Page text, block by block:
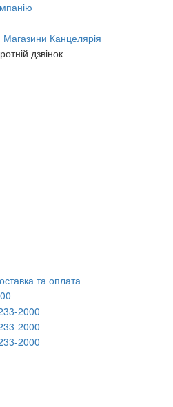
Магазини Канцелярія
дзвінок
та оплата
2000
2000
2000